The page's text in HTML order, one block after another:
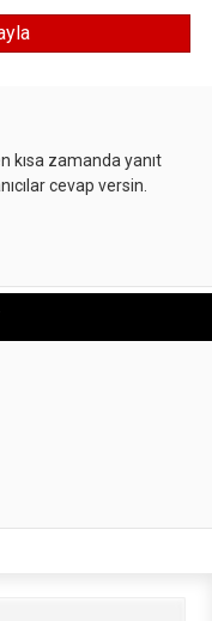
kısa zamanda yanıt
cevap versin.